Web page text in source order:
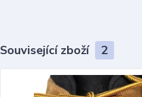
Související zboží 2